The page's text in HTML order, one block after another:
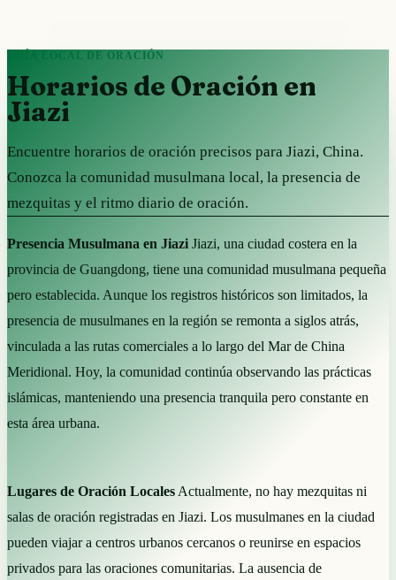
GUÍA LOCAL DE ORACIÓN
Horarios de Oración en
Jiazi
Encuentre horarios de oración precisos para Jiazi, China.
Conozca la comunidad musulmana local, la presencia de
mezquitas y el ritmo diario de oración.
Presencia Musulmana en Jiazi Jiazi, una ciudad costera en la
provincia de Guangdong, tiene una comunidad musulmana pequeña
pero establecida. Aunque los registros históricos son limitados, la
presencia de musulmanes en la región se remonta a siglos atrás,
vinculada a las rutas comerciales a lo largo del Mar de China
Meridional. Hoy, la comunidad continúa observando las prácticas
islámicas, manteniendo una presencia tranquila pero constante en
esta área urbana.
Lugares de Oración Locales Actualmente, no hay mezquitas ni
salas de oración registradas en Jiazi. Los musulmanes en la ciudad
pueden viajar a centros urbanos cercanos o reunirse en espacios
privados para las oraciones comunitarias. La ausencia de